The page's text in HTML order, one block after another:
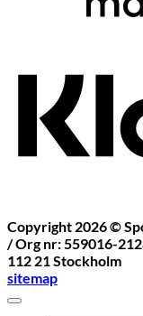
Copyright 2026 ©
/ Org nr: 559016-
112 21 Stockholm
sitemap